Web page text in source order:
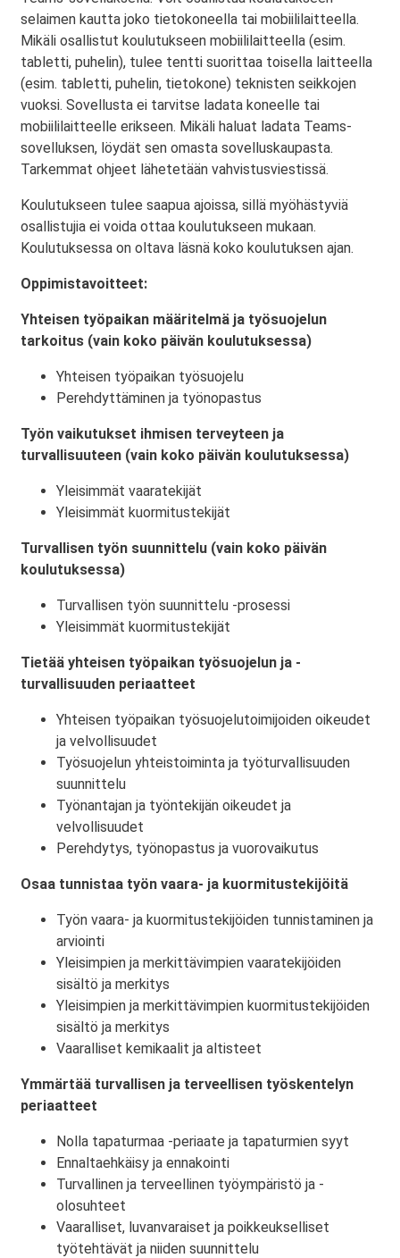
selaimen kautta joko tietokoneella tai mobiililaitteella.
Mikäli osallistut koulutukseen mobiililaitteella (esim.
tabletti, puhelin), tulee tentti suorittaa toisella laitteella
(esim. tabletti, puhelin, tietokone) teknisten seikkojen
vuoksi. Sovellusta ei tarvitse ladata koneelle tai
mobiililaitteelle erikseen. Mikäli haluat ladata Teams-
sovelluksen, löydät sen omasta sovelluskaupasta.
Tarkemmat ohjeet lähetetään vahvistusviestissä.
Koulutukseen tulee saapua ajoissa, sillä myöhästyviä
osallistujia ei voida ottaa koulutukseen mukaan.
Koulutuksessa on oltava läsnä koko koulutuksen ajan.
Oppimistavoitteet:
Yhteisen työpaikan määritelmä ja työsuojelun
tarkoitus (vain koko päivän koulutuksessa)
Yhteisen työpaikan työsuojelu
Perehdyttäminen ja työnopastus
Työn vaikutukset ihmisen terveyteen ja
turvallisuuteen (vain koko päivän koulutuksessa)
Yleisimmät vaaratekijät
Yleisimmät kuormitustekijät
Turvallisen työn suunnittelu (vain koko päivän
koulutuksessa)
Turvallisen työn suunnittelu -prosessi
Yleisimmät kuormitustekijät
Tietää yhteisen työpaikan työsuojelun ja -
turvallisuuden periaatteet
Yhteisen työpaikan työsuojelutoimijoiden oikeudet
ja velvollisuudet
Työsuojelun yhteistoiminta ja työturvallisuuden
suunnittelu
Työnantajan ja työntekijän oikeudet ja
velvollisuudet
Perehdytys, työnopastus ja vuorovaikutus
Osaa tunnistaa työn vaara- ja kuormitustekijöitä
Työn vaara- ja kuormitustekijöiden tunnistaminen ja
arviointi
Yleisimpien ja merkittävimpien vaaratekijöiden
sisältö ja merkitys
Yleisimpien ja merkittävimpien kuormitustekijöiden
sisältö ja merkitys
Vaaralliset kemikaalit ja altisteet
Ymmärtää turvallisen ja terveellisen työskentelyn
periaatteet
Nolla tapaturmaa -periaate ja tapaturmien syyt
Ennaltaehkäisy ja ennakointi
Turvallinen ja terveellinen työympäristö ja -
olosuhteet
Vaaralliset, luvanvaraiset ja poikkeukselliset
työtehtävät ja niiden suunnittelu